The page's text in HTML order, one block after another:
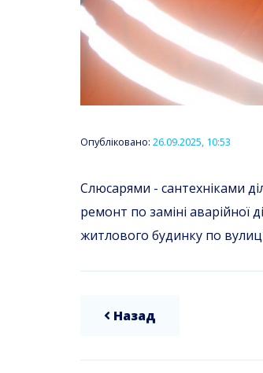
Опубліковано: 26.09.2025, 10:53
Слюсарями - сантехніками
ремонт по заміні аварійної
житлового будинку по
Назад